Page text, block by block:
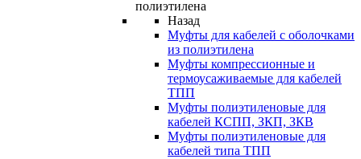
полиэтилена
Назад
Муфты для кабелей с оболочками
из полиэтилена
Муфты компрессионные и
термоусаживаемые для кабелей
ТПП
Муфты полиэтиленовые для
кабелей КСПП, ЗКП, ЗКВ
Муфты полиэтиленовые для
кабелей типа ТПП